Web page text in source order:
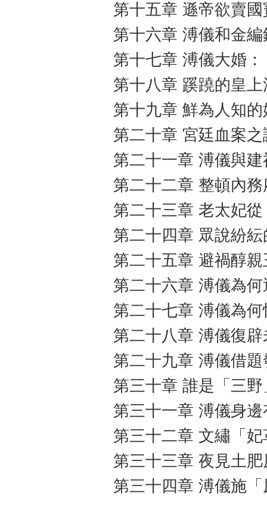
第十五章 遜帝欲賣
第十六章 溥儀和金
第十七章 溥儀大婚
第十八章 蹊蹺的皇
第十九章 鮮為人知
第二十章 宮廷血案之
第二十一章 溥儀與
第二十二章 整頓內
第二十三章 老太妃
第二十四章 眾說紛
第二十五章 避禍醇
第二十六章 溥儀為
第二十七章 溥儀為
第二十八章 溥儀復辟
第二十九章 溥儀借
第三十章 誰是「三
第三十一章 溥儀身
第三十二章 文繡「
第三十三章 夜見土
第三十四章 溥儀施